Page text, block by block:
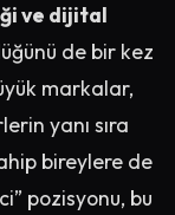
ve dijital
de bir kez
markalar,
yanı sıra
bireylere de
pozisyonu, bu